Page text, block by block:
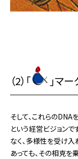
（2）「 」マ
そして、これらの
という経営ビジョンで
なく、多様性を受け
あっても、その相克を